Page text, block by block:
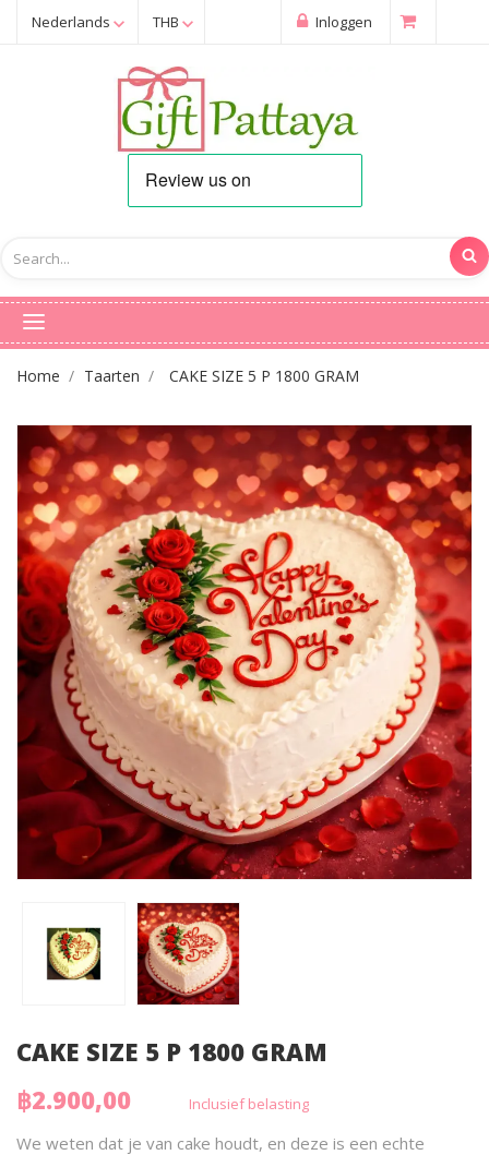
Nederlands THB Inloggen
Home Taarten CAKE SIZE 5 P 1800 GRAM
CAKE SIZE 5 P 1800 GRAM
฿2.900,00
Inclusief belasting
We weten dat je van cake houdt, en deze is een echte